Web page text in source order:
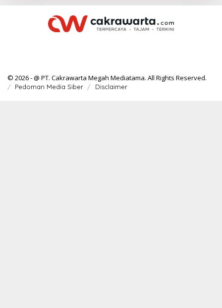
© 2026 - @ PT. Cakrawarta Megah Mediatama. All Rights Reserved.
Pedoman Media Siber Disclaimer